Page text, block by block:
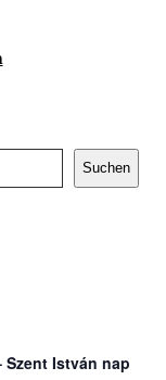
Suchen
István nap